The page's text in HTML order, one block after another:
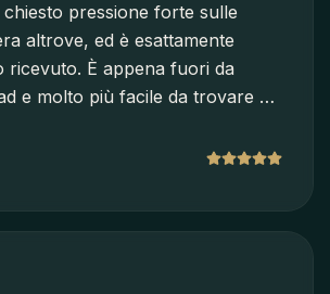
pressione forte sulle
altrove, ed è esattamente
ricevuto. È appena fuori da
e molto più facile da trovare di